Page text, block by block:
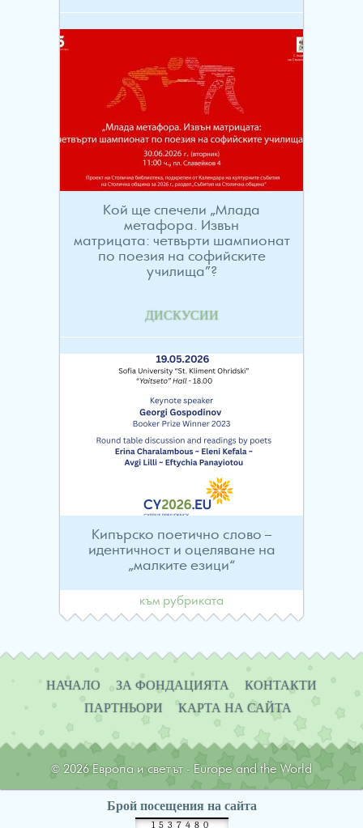
Кой ще спечели „Млада
метафора. Извън
матрицата: четвърти шампионат
по поезия на софийските
училища”?
ДИСКУСИИ
Кипърско поетично слово –
идентичност и оцеляване на
„малките езици“
към рубриката
Навигация
НАЧАЛО ЗА ФОНДАЦИЯТА
КОНТАКТИ
ПАРТНЬОРИ
КАРТА НА САЙТА
© 2026 Европа и светът - Europe and the World
Брой посещения на сайта
1537480